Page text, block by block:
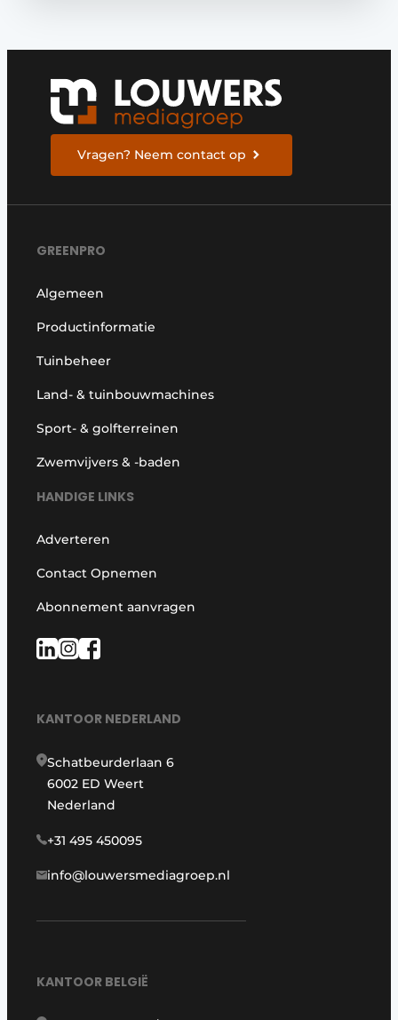
Vragen? Neem contact op
GREENPRO
Algemeen
Productinformatie
Tuinbeheer
Land- & tuinbouwmachines
Sport- & golfterreinen
Zwemvijvers & -baden
HANDIGE LINKS
Adverteren
Contact Opnemen
Abonnement aanvragen
KANTOOR NEDERLAND
Schatbeurderlaan 6
6002 ED Weert
Nederland
+31 495 450095
info@louwersmediagroep.nl
KANTOOR BELGIË